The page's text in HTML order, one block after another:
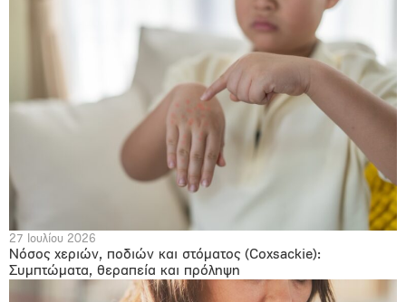
27 Ιουλίου 2026
Νόσος χεριών, ποδιών και στόματος (Coxsackie):
Συμπτώματα, θεραπεία και πρόληψη